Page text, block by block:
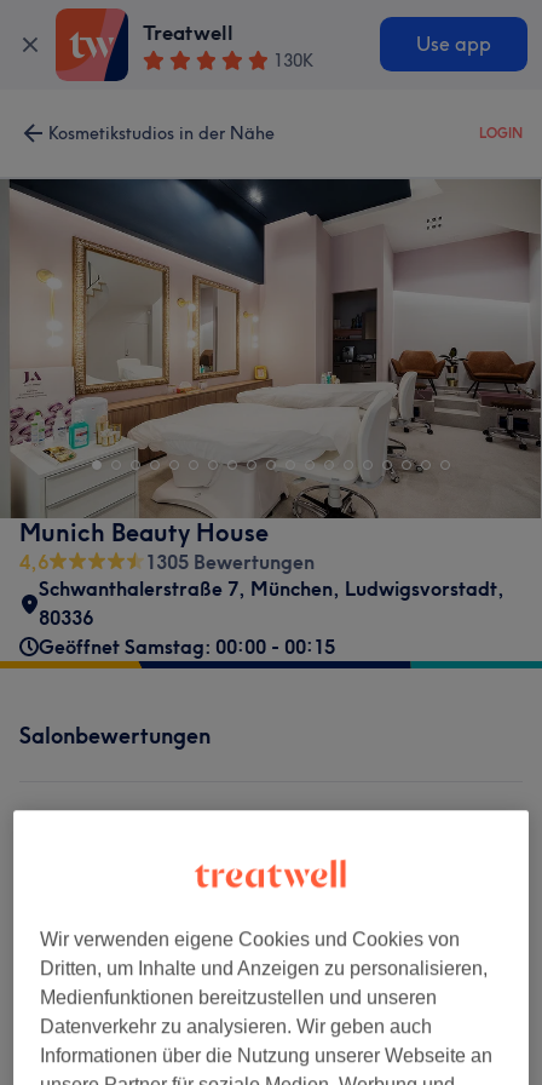
Treatwell
130K
Use app
Kosmetikstudios in der Nähe LOGIN
Munich Beauty House
4,6
1305 Bewertungen
Schwanthalerstraße 7, München, Ludwigsvorstadt,
80336
Geöffnet Samstag: 00:00 - 00:15
Salonbewertungen
Sauberkeit
Service
Wir verwenden eigene Cookies und Cookies von
Dritten, um Inhalte und Anzeigen zu personalisieren,
Medienfunktionen bereitzustellen und unseren
Datenverkehr zu analysieren. Wir geben auch
Informationen über die Nutzung unserer Webseite an